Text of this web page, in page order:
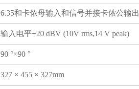
6.35和卡侬母输入和信号并接卡侬公输出
输入电平+20 dBV (10V rms,14 V peak)
90 °×90 °
327 × 455 × 327mm